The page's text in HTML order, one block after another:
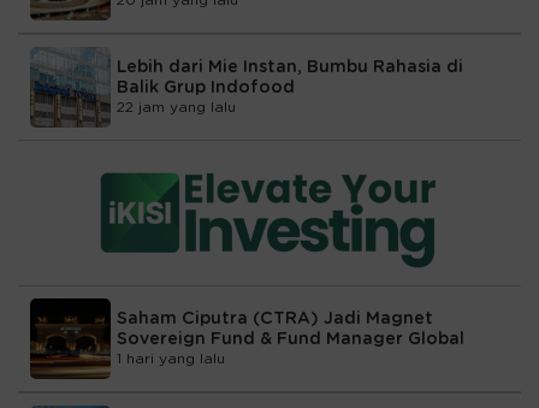
Lebih dari Mie Instan, Bumbu Rahasia di
Balik Grup Indofood
22 jam yang lalu
Saham Ciputra (CTRA) Jadi Magnet
Sovereign Fund & Fund Manager Global
1 hari yang lalu